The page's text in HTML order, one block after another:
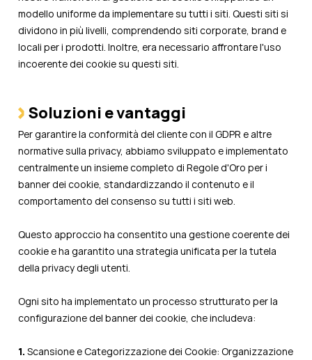
modello uniforme da implementare su tutti i siti. Questi siti si
dividono in più livelli, comprendendo siti corporate, brand e
locali per i prodotti. Inoltre, era necessario affrontare l'uso
incoerente dei cookie su questi siti.
Soluzioni e vantaggi
Per garantire la conformità del cliente con il GDPR e altre
normative sulla privacy, abbiamo sviluppato e implementato
centralmente un insieme completo di Regole d'Oro per i
banner dei cookie, standardizzando il contenuto e il
comportamento del consenso su tutti i siti web.
Questo approccio ha consentito una gestione coerente dei
cookie e ha garantito una strategia unificata per la tutela
della privacy degli utenti.
Ogni sito ha implementato un processo strutturato per la
configurazione del banner dei cookie, che includeva:
1. Scansione e Categorizzazione dei Cookie: Organizzazione